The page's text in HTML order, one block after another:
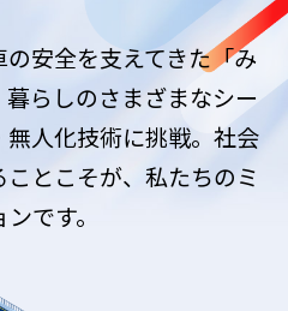
安全を支えてきた「み
暮らしのさまざまなシー
人化技術に挑戦。 社会
とこそが、私たちのミ
です。